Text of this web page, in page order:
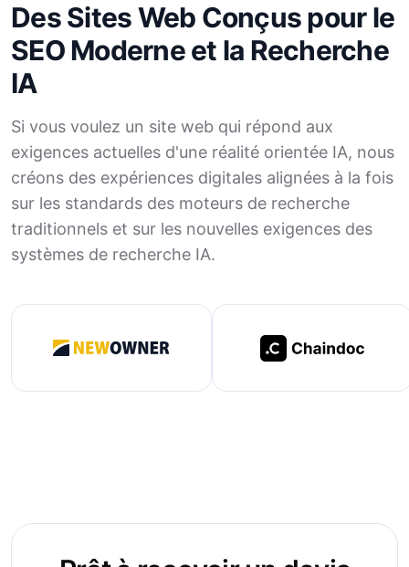
Des Sites Web Conçus pour le
SEO Moderne et la Recherche
IA
Si vous voulez un site web qui répond aux
exigences actuelles d'une réalité orientée IA, nous
créons des expériences digitales alignées à la fois
sur les standards des moteurs de recherche
traditionnels et sur les nouvelles exigences des
systèmes de recherche IA.